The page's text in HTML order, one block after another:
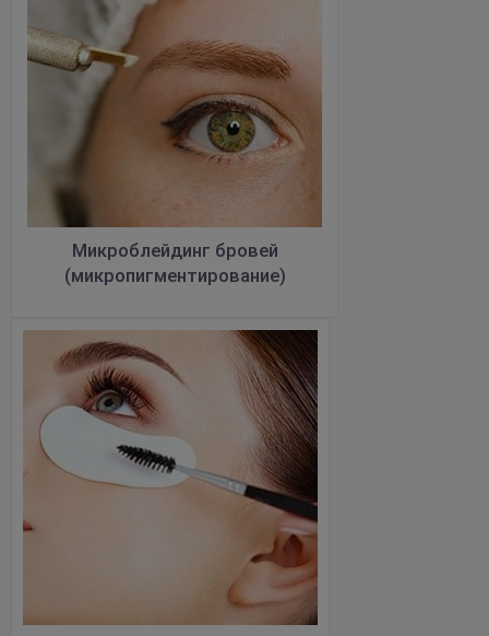
Микроблейдинг бровей
(микропигментирование)